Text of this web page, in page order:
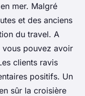
mer. Malgré
et des anciens
du travel. A
vous pouvez avoir
clients ravis
positifs. Un
sûr la croisière